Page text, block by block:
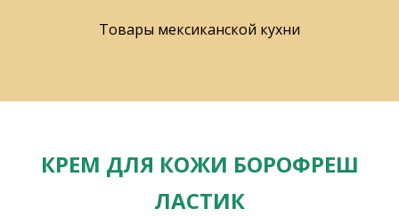
Товары мексиканской кухни
КРЕМ ДЛЯ КОЖИ БОРОФРЕШ
ЛАСТИК